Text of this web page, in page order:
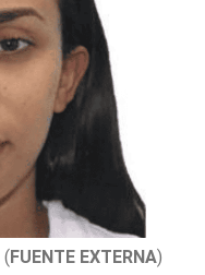
( FUENTE EXTERNA)